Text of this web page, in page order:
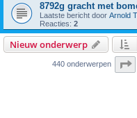
8792g gracht met
Laatste bericht door Arnold
Reacties: 2
Nieuw onderwerp
440 onderwerpen